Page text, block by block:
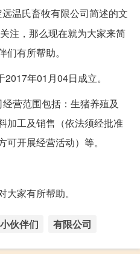
远温氏畜牧有限公司简述的文
注，那么现在就为大家来简
有所帮助。
年01月04日成立。
营范围包括：生猪养殖及
加工及销售（依法须经批准
开展经营活动）等。
家有所帮助。
小伙伴们 有限公司